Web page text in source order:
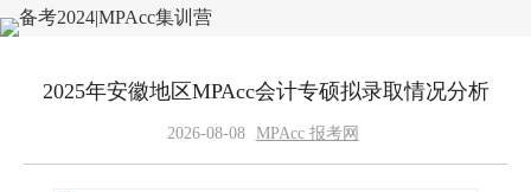
2025年安徽地区MPAcc会计专硕拟录取情况分析
2026-08-08 MPAcc 报考网